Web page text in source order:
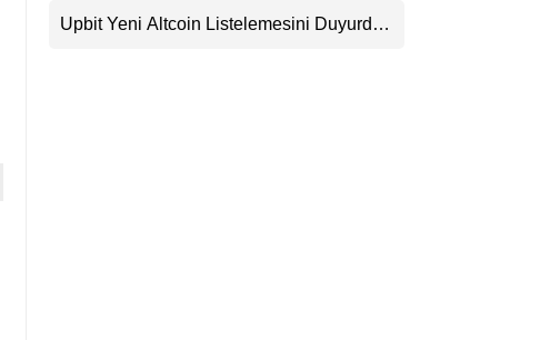
Beklentisini Bozabilir
Upbit Yeni Altcoin Listelemesini Duyurdu: